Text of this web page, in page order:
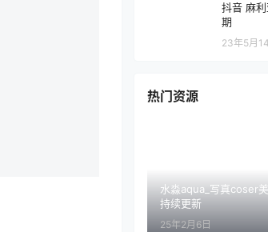
抖音 麻
期
23年5月
热门资源
水淼aqua_写真coser
持续更新
25年2月6日